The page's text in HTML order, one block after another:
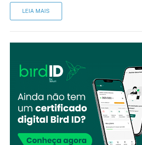
LEIA MAIS